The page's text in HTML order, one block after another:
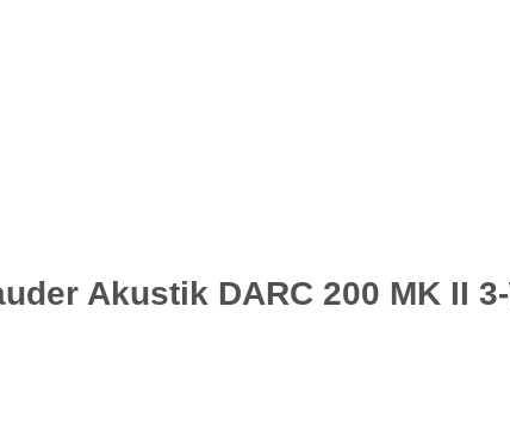
Akustik DARC 200 MK II